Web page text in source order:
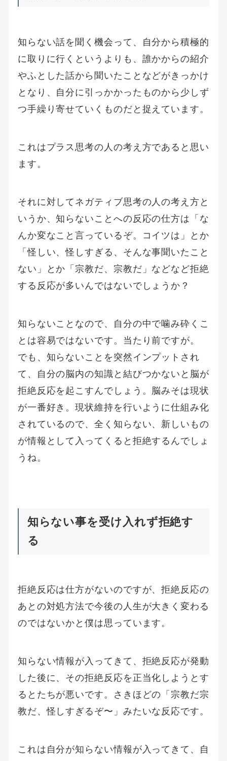
知らない話を聞く機会って、自分から積極的
に取りに行くというよりも、誰かからの紹介
やふとした話から聞いたことなどがきっかけ
となり、自分に引っかかったものから少しず
つ手繰り寄せていくものだと捉えています。
これはプラス思考の人の考え方であると思い
ます。
それに対してネガティブ思考の人の考え方と
いうか、知らないことへの反応の仕方は「な
んか変なこと言っているぞ。コイツは」とか
「怪しい、怪しすぎる、そんな事聞いたこと
ない」とか「宗教だ、宗教だ」などなど拒絶
する反応が多いんではないでしょうか？
知らないことなので、自分の中で噛み砕くこ
とは容易ではないです。当たり前ですが。
でも、知らないことを突然インプットされ
て、自分の脳内の知識と結びつかないと脳が
拒絶反応を起こすんでしょう。脳みそは現状
が一番好き。現状維持を行いように仕組み化
されているので、全く知らない、新しいもの
が情報として入ってくると拒絶するんでしょ
うね。
知らない事を受け入れず拒絶す
る
拒絶反応は仕方がないのですが、拒絶反応の
あとの対処方法で今後の人生が大きく変わる
のではないかと僕は思っています。
知らない情報が入ってきて、拒絶反応が発動
した後に、その拒絶反応を正当化しようとす
るとたちが悪いです。さきほどの「宗教だ宗
教だ、怪しすぎるぞ〜」みたいな反応です。
これは自分が知らない情報が入ってきて、自